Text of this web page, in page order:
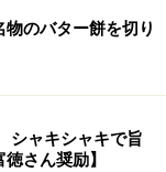
のバター餅を切り
シャキシャキで旨
さん奨励】